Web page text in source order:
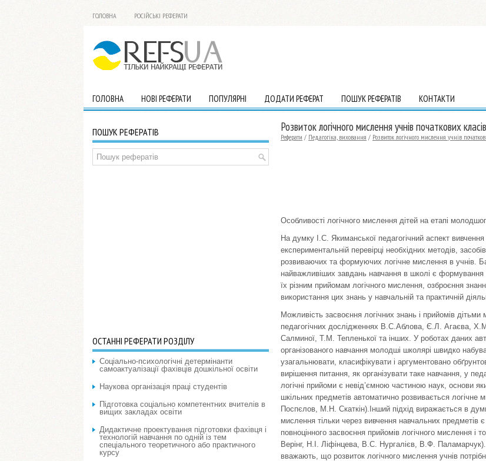
ГОЛОВНА РОСІЙСЬКІ РЕФЕРАТИ
ГОЛОВНА НОВІ РЕФЕРАТИ ПОПУЛЯРНІ ДОДАТИ РЕФЕРАТ ПОШУК РЕФЕРАТІВ КОНТАКТИ
Розвиток логічного мислення учнів початкових
Реферати / Педагогіка, виховання / Розвиток логічного мислення учнів
Особливості логічного мислення дітей на етапі
На думку І.С. Якиманської педагогічний аспект
експериментальній перевірці необхідних методів,
розвиваючих та формуючих логічне мислення в учнів.
найважливіших завдань навчання в школі є формування
їх різним прийомам логічного мислення, озброєння
використання цих знань у навчальній та практичній
Можливість засвоєння логічних знань і прийомів
педагогічних дослідженнях В.С.Аблова, Є.Л. Агаєва,
Салминої, Т.М. Тепленької та інших. У роботах даних
організованого навчання молодші школярі швидко
узагальнювати, класифікувати і аргументовано
вирішення питання, як організувати таке навчання, у
логічні прийоми є невід’ємною частиною наук, основи
шкільних предметів автоматично розвивається
Поспєлов, М.Н. Скаткін).Інший підхід виражається в
мислення тільки через вивчення навчальних предметів
повноцінного засвоєння прийомів логічного мислення і
Верінг, Н.І. Ліфінцева, В.С. Нургалієв, В.Ф.
вважають, що розвиток логічного мислення учнів
ПОШУК РЕФЕРАТІВ
ОСТАННІ РЕФЕРАТИ РОЗДІЛУ
Соціально-психологічні детермінанти
самоактуалізації фахівців дошкільної освіти
Наукова організація праці студентів
Підготовка соціально компетентних вчителів в
вищих закладах освіти
Дидактичне проектування підготовки фахівця і
технологій навчання по одній із тем
спеціального теоретичного або практичного
курсу